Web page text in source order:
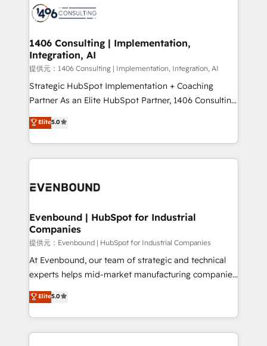
marketing automation to online and offline sales
processes through Customer Service Management,
allowing companies to optimize processes and meet
the needs of the customer. We are part of Impresoft
Group, a group of specialized and complementary
companies that divide their offer into 4
Competence Centers: Smart Manufacturing,
The synergies generated by these integrations,
together with the combination of talents, skills,
to accompany companies on their digital
1406 Consulting | Implementation,
Integration, AI
提供元：1406 Consulting | Implementation, Integration, AI
Strategic HubSpot Implementation + Coaching
Partner As an Elite HubSpot Partner, 1406 Consulting
helps mid-market revenue teams transform how
they sell, market, and serve. We don't just build your
HubSpot—we teach your team to own it, then stay
to help you keep winning. What We Do ⚙️ CRM
Data & Content 📈 Sales & Marketing Alignment +
Agent Creation 🔄 Custom Integrations & Data
Migration Why 1406 We become part of your team.
Your team learns while we build. We fix what others
broke. Built for mid-market reality—practical
solutions that work with your actual headcount and
HubSpot partners 🔄 Top 5% globally in client
retention 📅 8+ years of consistent results since 2017
Elite5.0
Evenbound | HubSpot for Industrial
Companies
提供元：Evenbound | HubSpot for Industrial Companies
At Evenbound, our team of strategic and technical
experts helps mid-market manufacturing companies
achieve real growth. We specialize in delivering
tailored solutions that drive results by leveraging
HubSpot’s platform and data to fuel success.
Technical Solutions: - HubSpot Technical Consulting -
Elite5.0